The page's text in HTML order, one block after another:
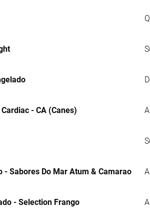
- CA (Canes)
- Sabores Do Mar Atum & Camarao
- Selection Frango